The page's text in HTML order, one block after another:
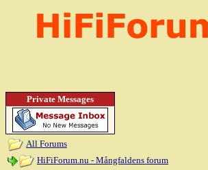
Private Messages
All Forums
HiFiForum.nu - Mångfaldens forum